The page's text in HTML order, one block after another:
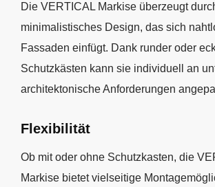
Die VERTICAL Markise überzeugt
minimalistisches Design, das sich
Fassaden einfügt. Dank runder oder
Schutzkästen kann sie individuell an
architektonische Anforderungen
Flexibilität
Ob mit oder ohne Schutzkasten, die
Markise bietet vielseitige